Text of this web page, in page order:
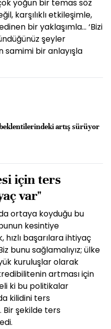
yoğun bir temas söz
karşılıklı etkileşimle,
bir yaklaşımla... ‘Bizi
şeyler
samimi bir anlayışla
artış sürüyor
için ters
var"
ortaya koyduğu bu
kesintiye
hızlı başarılara ihtiyaç
bunu sağlamalıyız; ülke
kuruluşlar olarak
artması için
ki bu politikalar
kilidini ters
şekilde ters